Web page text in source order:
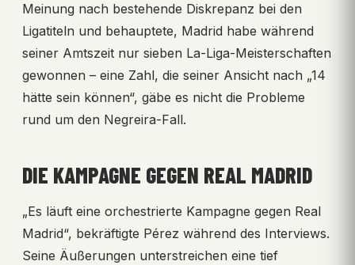
Meinung nach bestehende Diskrepanz bei den
Ligatiteln und behauptete, Madrid habe während
seiner Amtszeit nur sieben La-Liga-Meisterschaften
gewonnen – eine Zahl, die seiner Ansicht nach „14
hätte sein können“, gäbe es nicht die Probleme
rund um den Negreira-Fall.
DIE KAMPAGNE GEGEN REAL MADRID
„Es läuft eine orchestrierte Kampagne gegen Real
Madrid“, bekräftigte Pérez während des Interviews.
Seine Äußerungen unterstreichen eine tief